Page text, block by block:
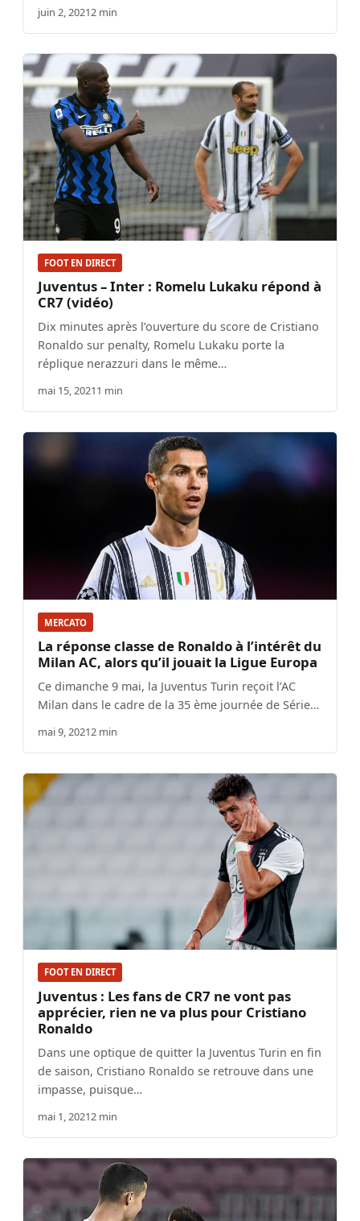
juin 2, 20212 min
FOOT EN DIRECT
Juventus – Inter : Romelu Lukaku répond à
CR7 (vidéo)
Dix minutes après l’ouverture du score de Cristiano
Ronaldo sur penalty, Romelu Lukaku porte la
réplique nerazzuri dans le même…
mai 15, 20211 min
MERCATO
La réponse classe de Ronaldo à l’intérêt du
Milan AC, alors qu’il jouait la Ligue Europa
Ce dimanche 9 mai, la Juventus Turin reçoit l’AC
Milan dans le cadre de la 35 ème journée de Série…
mai 9, 20212 min
FOOT EN DIRECT
Juventus : Les fans de CR7 ne vont pas
apprécier, rien ne va plus pour Cristiano
Ronaldo
Dans une optique de quitter la Juventus Turin en fin
de saison, Cristiano Ronaldo se retrouve dans une
impasse, puisque…
mai 1, 20212 min